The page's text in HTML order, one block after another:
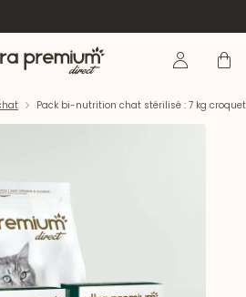
Se Panier
Pack bi-nutrition chat stérilisé : 7 kg